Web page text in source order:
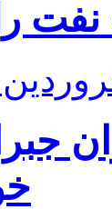
را
فروردین 1404